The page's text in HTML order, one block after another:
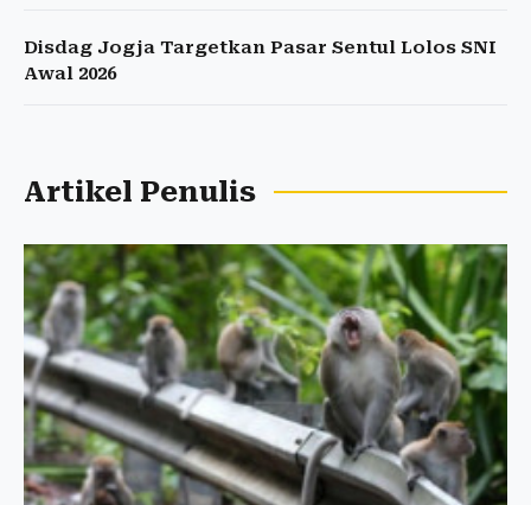
Disdag Jogja Targetkan Pasar Sentul Lolos SNI
Awal 2026
Artikel Penulis